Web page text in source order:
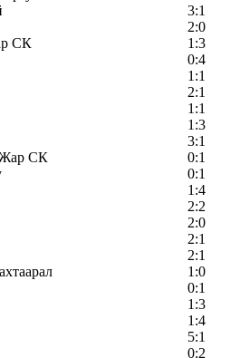
3:1
2:0
СК
1:3
0:4
1:1
2:1
1:1
1:3
3:1
СК
0:1
0:1
1:4
2:2
2:0
2:1
2:1
1:0
0:1
1:3
1:4
5:1
0:2